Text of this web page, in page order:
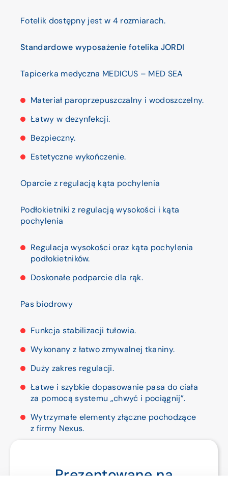
Fotelik dostępny jest w 4 rozmiarach.
Standardowe wyposażenie fotelika JORDI
Tapicerka medyczna MEDICUS – MED SEA
Materiał paroprzepuszczalny i wodoszczelny.
Łatwy w dezynfekcji.
Bezpieczny.
Estetyczne wykończenie.
Oparcie z regulacją kąta pochylenia
Podłokietniki z regulacją wysokości i kąta
pochylenia
Regulacja wysokości oraz kąta pochylenia
podłokietników.
Doskonałe podparcie dla rąk.
Pas biodrowy
Funkcja stabilizacji tułowia.
Wykonany z łatwo zmywalnej tkaniny.
Duży zakres regulacji.
Łatwe i szybkie dopasowanie pasa do ciała
za pomocą systemu „chwyć i pociągnij”.
Wytrzymałe elementy złączne pochodzące
z firmy Nexus.
Prezentowane na